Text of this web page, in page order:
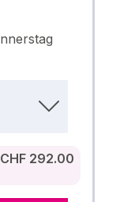
292.00